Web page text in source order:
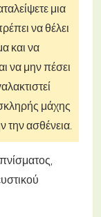
μια
να θέλει
και να
να μην πέσει
μάχης
την ασθένεια.